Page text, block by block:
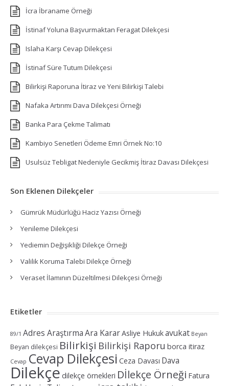
İcra İbraname Örneği
İstinaf Yoluna Başvurmaktan Feragat Dilekçesi
Islaha Karşı Cevap Dilekçesi
İstinaf Süre Tutum Dilekçesi
Bilirkişi Raporuna İtiraz ve Yeni Bilirkişi Talebi
Nafaka Artırımı Dava Dilekçesi Örneği
Banka Para Çekme Talimatı
Kambiyo Senetleri Ödeme Emri Örnek No:10
Usulsüz Tebligat Nedeniyle Gecikmiş İtiraz Davası Dilekçesi
Son Eklenen Dilekçeler
Gümrük Müdürlüğü Haciz Yazısı Örneği
Yenileme Dilekçesi
Yediemin Değişikliği Dilekçe Örneği
Valilik Koruma Talebi Dilekçe Örneği
Veraset İlamının Düzeltilmesi Dilekçesi Örneği
Etiketler
89/1 Adres AraştırmaAra KararAsliye Hukukavukat Beyan
Beyan dilekçesi Bilirkişi Bilirkişi Raporu borca itiraz
Cevap Cevap Dilekçesi Ceza Davası Dava
Dilekçe dilekçe örnekleri Dİlekçe Örneği Fatura